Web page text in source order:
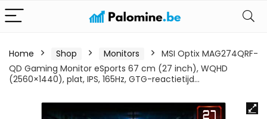
Home Shop Monitors
MSI Optix MAG274QRF-
QD Gaming Monitor eSports 67 cm (27 inch), WQHD
(2560×1440), plat, IPS, 165Hz, GTG-reactietijd…